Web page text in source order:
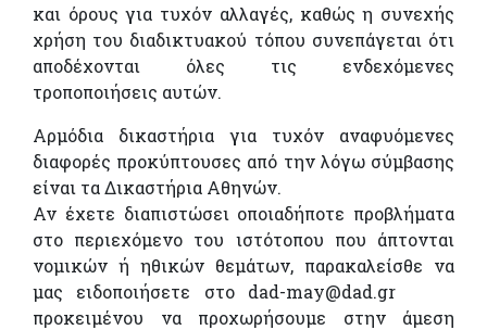
και όρους για τυχόν αλλαγές, καθώς η συνεχής
χρήση του διαδικτυακού τόπου συνεπάγεται ότι
αποδέχονται όλες τις ενδεχόμενες
τροποποιήσεις αυτών.
Αρμόδια δικαστήρια για τυχόν αναφυόμενες
διαφορές προκύπτουσες από την λόγω σύμβασης
είναι τα Δικαστήρια Αθηνών.
Αν έχετε διαπιστώσει οποιαδήποτε προβλήματα
στο περιεχόμενο του ιστότοπου που άπτονται
νομικών ή ηθικών θεμάτων, παρακαλείσθε να
μας ειδοποιήσετε στο dad-may@dad.gr
προκειμένου να προχωρήσουμε στην άμεση